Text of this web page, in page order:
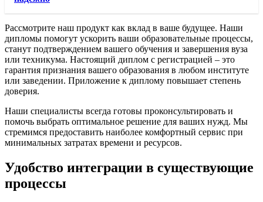
Рассмотрите наш продукт как вклад в ваше будущее. Наши
дипломы помогут ускорить ваши образовательные процессы,
станут подтверждением вашего обучения и завершения вуза
или техникума. Настоящий диплом с регистрацией – это
гарантия признания вашего образования в любом институте
или заведении. Приложение к диплому повышает степень
доверия.
Наши специалисты всегда готовы проконсультировать и
помочь выбрать оптимальное решение для ваших нужд. Мы
стремимся предоставить наиболее комфортный сервис при
минимальных затратах времени и ресурсов.
Удобство интеграции в существующие
процессы